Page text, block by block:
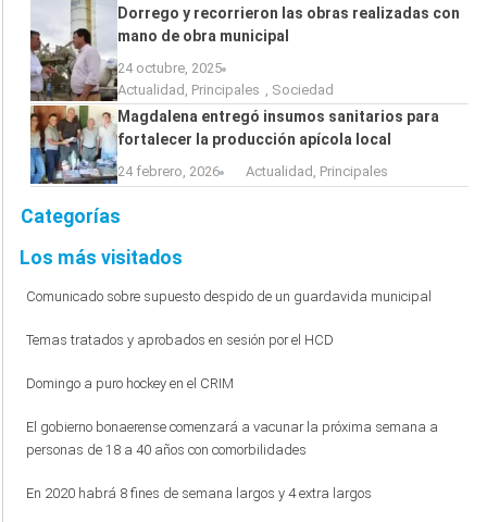
Dorrego y recorrieron las obras realizadas con
mano de obra municipal
24 octubre, 2025
Actualidad , Principales , Sociedad
Magdalena entregó insumos sanitarios para
fortalecer la producción apícola local
24 febrero, 2026 Actualidad , Principales
Categorías
Los más visitados
Comunicado sobre supuesto despido de un guardavida municipal
Temas tratados y aprobados en sesión por el HCD
Domingo a puro hockey en el CRIM
El gobierno bonaerense comenzará a vacunar la próxima semana a
personas de 18 a 40 años con comorbilidades
En 2020 habrá 8 fines de semana largos y 4 extra largos